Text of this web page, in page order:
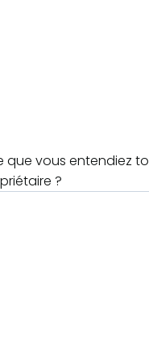
que vous entendiez
?